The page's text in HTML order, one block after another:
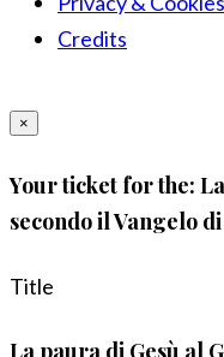
Credits
×
Your ticket for the:
secondo il Vangelo
Title
La paura di Gesù al